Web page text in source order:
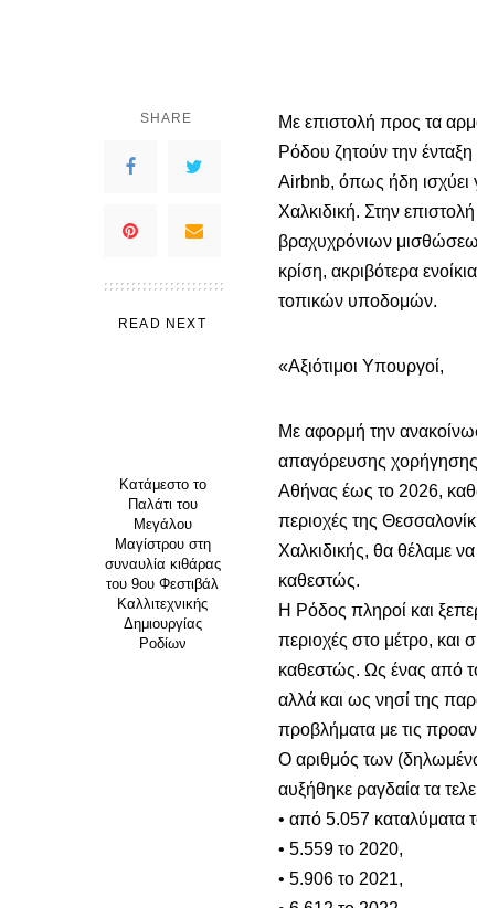
SHARE
READ NEXT
Κατάμεστο το
Παλάτι του
Μεγάλου
Μαγίστρου στη
συναυλία κιθάρας
του 9ου Φεστιβάλ
Καλλιτεχνικής
Δημιουργίας
Ροδίων
Με επιστολή προς τα
Ρόδου ζητούν την
Airbnb, όπως ήδη ισχύει
Χαλκιδική. Στην
βραχυχρόνιων
κρίση, ακριβότερα
τοπικών υποδομών.
«Αξιότιμοι Υπουργοί,
Με αφορμή την
απαγόρευσης χορήγησης
Αθήνας έως το 2026,
περιοχές της
Χαλκιδικής, θα θέλαμε
καθεστώς.
Η Ρόδος πληροί και
περιοχές στο μέτρο, και
καθεστώς. Ως ένας από
αλλά και ως νησί της
προβλήματα με τις
Ο αριθμός των
αυξήθηκε ραγδαία τα
• από 5.057 καταλύματα
• 5.559 το 2020,
• 5.906 το 2021,